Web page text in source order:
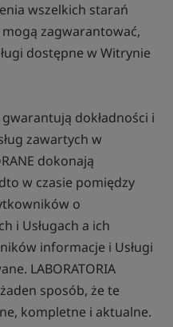
wszelkich starań
mogą zagwarantować,
dostępne w Witrynie
gwarantują dokładności i
zawartych w
dokonają
w czasie pomiędzy
o
i Usługach a ich
informacje i Usługi
LABORATORIA
sposób, że te
kompletne i aktualne.